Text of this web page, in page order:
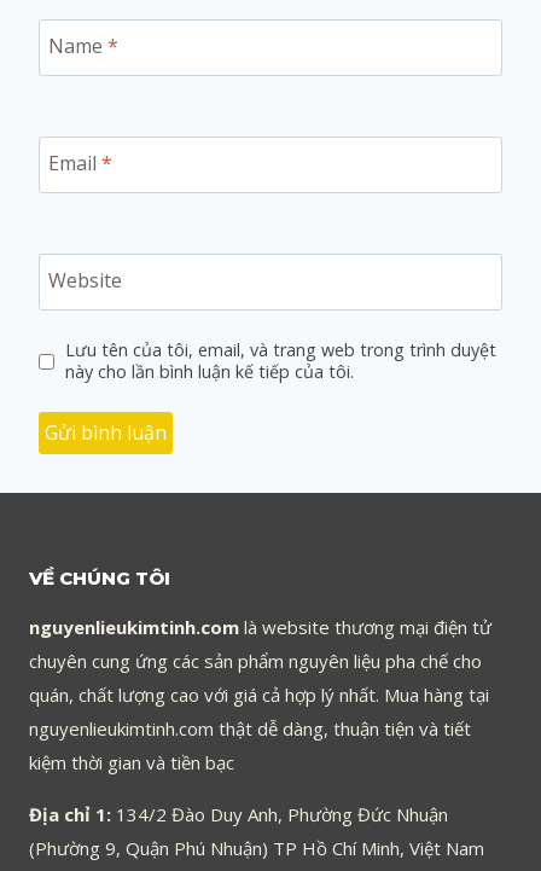
Name *
Email *
Website
Lưu tên của tôi, email, và trang web trong trình duyệt
này cho lần bình luận kế tiếp của tôi.
VỀ CHÚNG TÔI
nguyenlieukimtinh.com là website thương mại điện tử
chuyên cung ứng các sản phẩm nguyên liệu pha chế cho
quán, chất lượng cao với giá cả hợp lý nhất. Mua hàng tại
nguyenlieukimtinh.com thật dễ dàng, thuận tiện và tiết
kiệm thời gian và tiền bạc
Địa chỉ 1: 134/2 Đào Duy Anh, Phường Đức Nhuận
(Phường 9, Quận Phú Nhuận) TP Hồ Chí Minh, Việt Nam